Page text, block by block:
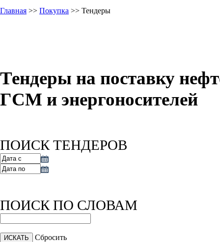
Главная >> Покупка >> Тендеры
Тендеры на поставку
ГСМ и энергоносителей
ПОИСК ТЕНДЕРОВ
ПОИСК ПО СЛОВАМ
Сбросить